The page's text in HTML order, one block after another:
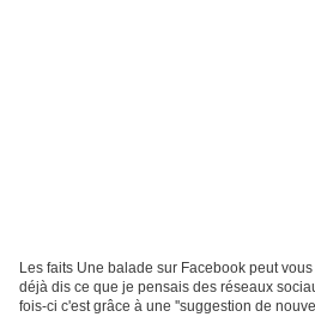
Les faits Une balade sur Facebook peut
déjà dis ce que je pensais des réseaux
fois-ci c'est grâce à une ''suggestion de